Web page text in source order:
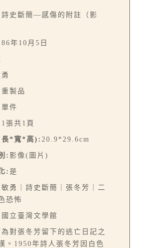
詩史斷簡—感傷的附註（影
86年10月5日
重製品
單件
1張共1頁
長*寬*高): 20.9*29.6cm
: 影像(圖片)
:是
敏勇｜詩史斷簡｜張冬芳｜二
恐怖
國立臺灣文學館
對張冬芳留下的逃亡日記之
。1950年詩人張冬芳因白色